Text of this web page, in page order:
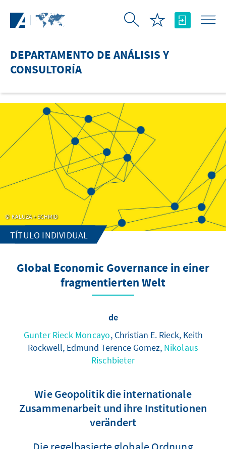
DEPARTAMENTO DE ANÁLISIS Y
CONSULTORÍA
KALUZA + SCHMID
TÍTULO INDIVIDUAL
Global Economic Governance in einer
fragmentierten Welt
de
Gunter Rieck Moncayo, Christian E. Rieck, Keith
Rockwell, Edmund Terence Gomez, Nikolaus
Rischbieter
Wie Geopolitik die internationale
Zusammenarbeit und ihre Institutionen
verändert